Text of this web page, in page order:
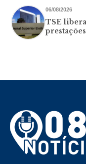
06/08/2026
TSE